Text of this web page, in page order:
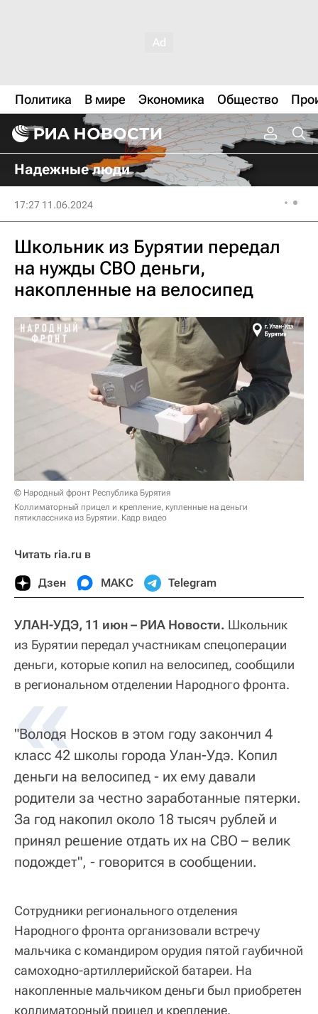
Политика В мире Экономика Общество
Надежные люди
17:27 11.06.2024
Школьник из Бурятии передал
на нужды СВО деньги,
накопленные на велосипед
© Народный фронт Республика Бурятия
Коллиматорный прицел и крепление, купленные на деньги
пятиклассника из Бурятии. Кадр видео
Читать ria.ru в
Дзен МАКС Telegram
УЛАН-УДЭ, 11 июн – РИА Новости. Школьник
из Бурятии передал участникам спецоперации
деньги, которые копил на велосипед, сообщили
в региональном отделении Народного фронта.
«
"Володя Носков в этом году закончил 4
класс 42 школы города Улан-Удэ. Копил
деньги на велосипед - их ему давали
родители за честно заработанные пятерки.
За год накопил около 18 тысяч рублей и
принял решение отдать их на СВО – велик
подождет", - говорится в сообщении.
Сотрудники регионального отделения
Народного фронта организовали встречу
мальчика с командиром орудия пятой гаубичной
самоходно-артиллерийской батареи. На
накопленные мальчиком деньги был приобретен
коллиматорный прицел и крепление.